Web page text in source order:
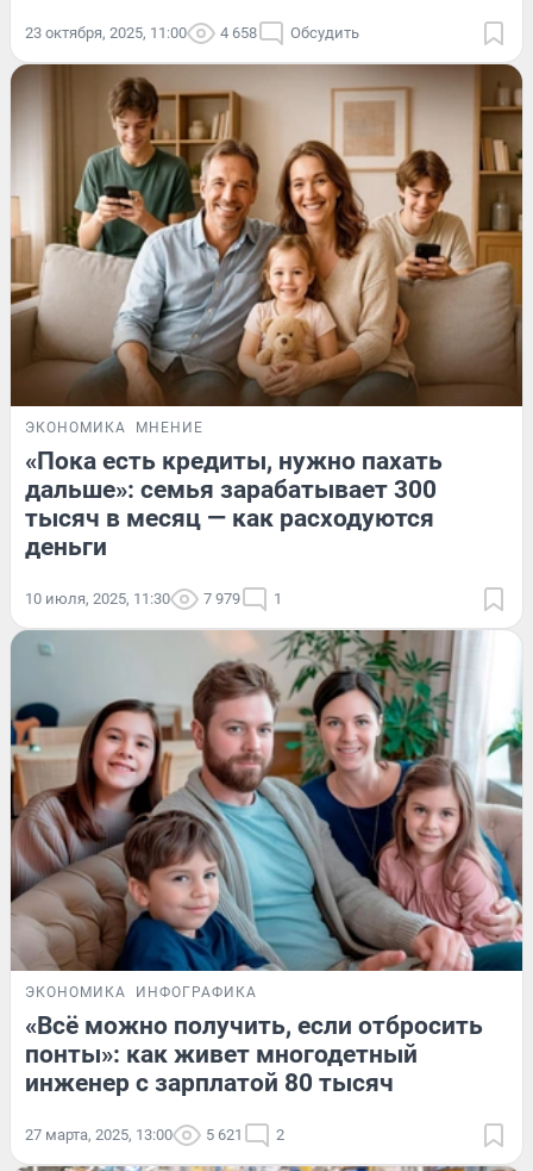
23 октября, 2025, 11:00 4 658 Обсудить
ЭКОНОМИКА МНЕНИЕ
«Пока есть кредиты, нужно пахать
дальше»: семья зарабатывает 300
тысяч в месяц — как расходуются
деньги
10 июля, 2025, 11:30 7 979 1
ЭКОНОМИКА ИНФОГРАФИКА
«Всё можно получить, если отбросить
понты»: как живет многодетный
инженер с зарплатой 80 тысяч
27 марта, 2025, 13:00 5 621 2